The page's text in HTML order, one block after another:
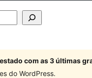
com as 3 últimas
do WordPress.